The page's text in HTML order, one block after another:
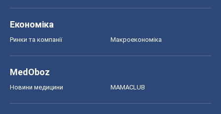
Економіка
Ринки та компанії Макроекономіка
MedOboz
Новини медицини MAMACLUB